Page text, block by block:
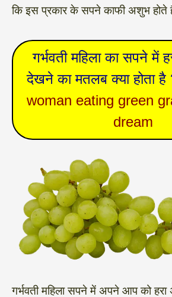
कि इस प्रकार के सपने काफी अशुभ होते
गर्भवती महिला का सपने में
देखने का मतलब क्या होता है
woman eating green
dream
गर्भवती महिला सपने में अपने आप को